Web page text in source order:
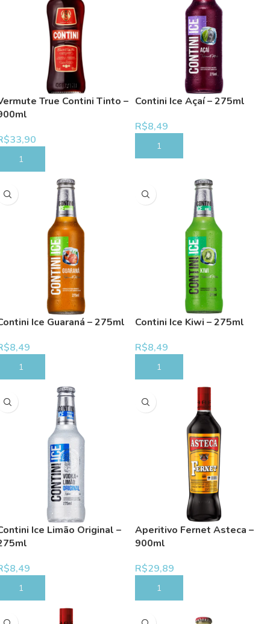
True Contini Tinto –
33,90
COMPRAR
Contini Ice Açaí – 275ml
R$8,49
COMPRAR
Ice Guaraná – 275ml
8,49
COMPRAR
Contini Ice Kiwi – 275ml
R$8,49
COMPRAR
Ice Limão Original –
8,49
COMPRAR
Aperitivo Fernet Asteca –
900ml
R$29,89
COMPRAR